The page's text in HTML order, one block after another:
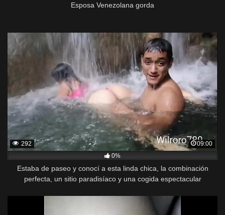
Esposa Venezolana gorda
292
09:00
0%
Estaba de paseo y conocí a esta linda chica, la combinación
perfecta, un sitio paradisíaco y una cogida espectacular